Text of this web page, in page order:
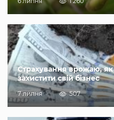
Страхування врожаю,
захистити свій бізнес
7 липня 507